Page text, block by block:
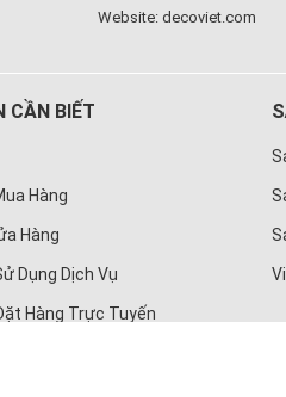
Website:decoviet.com
CẦN BIẾT
Hàng
Hàng
Dụng Dịch Vụ
Hàng Trực Tuyến